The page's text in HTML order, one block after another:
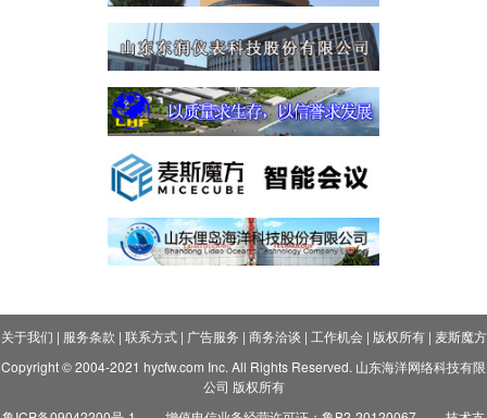
关于我们 | 服务条款 | 联系方式| 广告服务 | 商务洽谈 | 工作机会| 版权所有| 麦斯魔方
Copyright © 2004-2021 hycfw.com Inc. All Rights Reserved. 山东海洋网络科技有限
公司 版权所有